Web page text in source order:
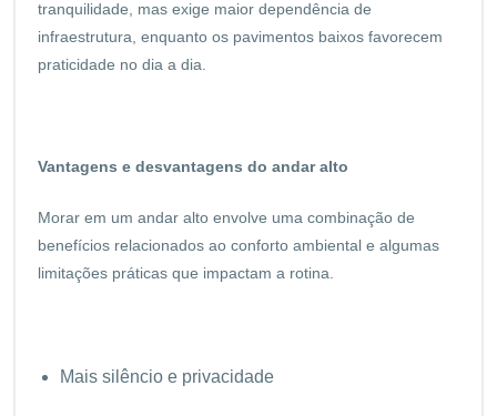
tranquilidade, mas exige maior dependência de
infraestrutura, enquanto os pavimentos baixos favorecem
praticidade no dia a dia.
Vantagens e desvantagens do andar alto
Morar em um andar alto envolve uma combinação de
benefícios relacionados ao conforto ambiental e algumas
limitações práticas que impactam a rotina.
Mais silêncio e privacidade